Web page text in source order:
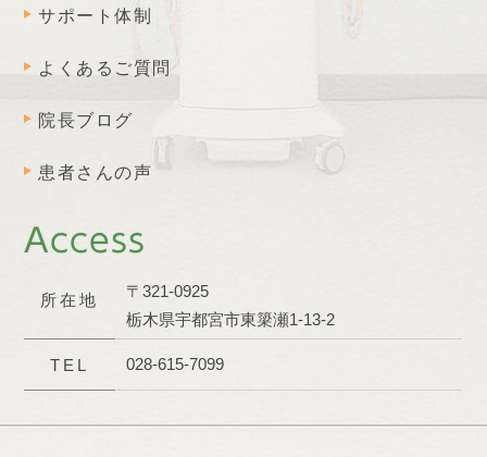
サポート体制
よくあるご質問
院長ブログ
患者さんの声
Access
所在地
〒321-0925
栃木県宇都宮市東簗瀬1-13-2
TEL 028-615-7099